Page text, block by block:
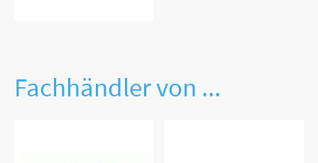
Fachhändler von ...